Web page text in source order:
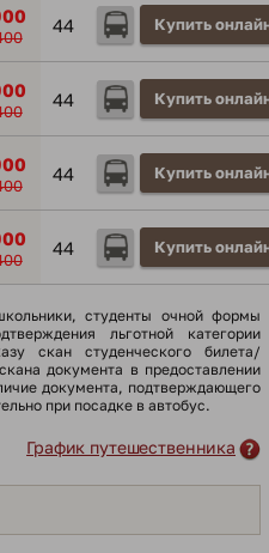
44 Купить
44 Купить
44 Купить
44 Купить
cтуденты очной формы
льготной категории
скан студенческого билета/
документа в предоставлении
документа, подтверждающего
при посадке в автобус.
График путешественника